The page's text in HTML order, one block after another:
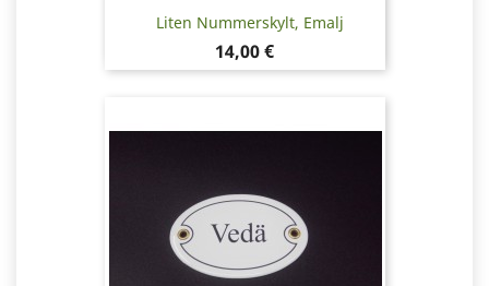
Liten Nummerskylt, Emalj
Pris
14,00 €